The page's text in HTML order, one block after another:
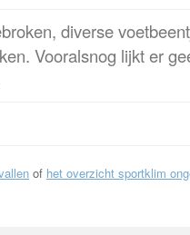
diverse
Vooralsnog lijkt er
of het overzicht sportklim